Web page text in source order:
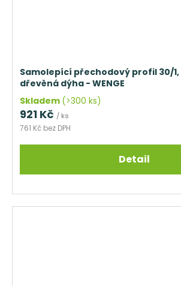
Samolepící přechodový profil 30/1,
dřevěná dýha - WENGE
Skladem (>300 ks)
761 Kč bez DPH
921 Kč / ks
Detail